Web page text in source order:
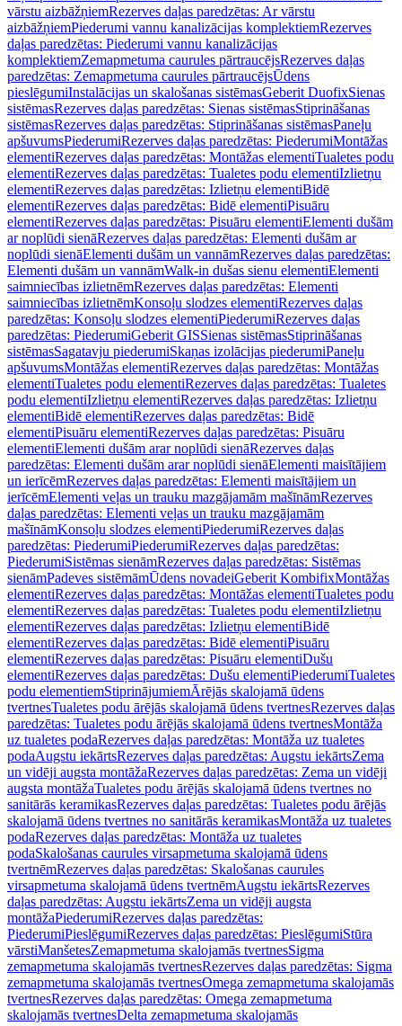
vārstu aizbāžņiemRezerves daļas paredzētas: Ar vārstu
aizbāžņiemPiederumi vannu kanalizācijas komplektiemRezerves
daļas paredzētas: Piederumi vannu kanalizācijas
komplektiemZemapmetuma caurules pārtraucējsRezerves daļas
paredzētas: Zemapmetuma caurules pārtraucējsŪdens
pieslēgumiInstalācijas un skalošanas sistēmasGeberit DuofixSienas
sistēmasRezerves daļas paredzētas: Sienas sistēmasStiprināšanas
sistēmasRezerves daļas paredzētas: Stiprināšanas sistēmasPaneļu
apšuvumsPiederumiRezerves daļas paredzētas: PiederumiMontāžas
elementiRezerves daļas paredzētas: Montāžas elementiTualetes podu
elementiRezerves daļas paredzētas: Tualetes podu elementiIzlietņu
elementiRezerves daļas paredzētas: Izlietņu elementiBidē
elementiRezerves daļas paredzētas: Bidē elementiPisuāru
elementiRezerves daļas paredzētas: Pisuāru elementiElementi dušām
ar noplūdi sienāRezerves daļas paredzētas: Elementi dušām ar
noplūdi sienāElementi dušām un vannāmRezerves daļas paredzētas:
Elementi dušām un vannāmWalk-in dušas sienu elementiElementi
saimniecības izlietnēmRezerves daļas paredzētas: Elementi
saimniecības izlietnēmKonsoļu slodzes elementiRezerves daļas
paredzētas: Konsoļu slodzes elementiPiederumiRezerves daļas
paredzētas: PiederumiGeberit GISSienas sistēmasStiprināšanas
sistēmasSagatavju piederumiSkaņas izolācijas piederumiPaneļu
apšuvumsMontāžas elementiRezerves daļas paredzētas: Montāžas
elementiTualetes podu elementiRezerves daļas paredzētas: Tualetes
podu elementiIzlietņu elementiRezerves daļas paredzētas: Izlietņu
elementiBidē elementiRezerves daļas paredzētas: Bidē
elementiPisuāru elementiRezerves daļas paredzētas: Pisuāru
elementiElementi dušām arar noplūdi sienāRezerves daļas
paredzētas: Elementi dušām arar noplūdi sienāElementi maisītājiem
un ierīcēmRezerves daļas paredzētas: Elementi maisītājiem un
ierīcēmElementi veļas un trauku mazgājamām mašīnāmRezerves
daļas paredzētas: Elementi veļas un trauku mazgājamām
mašīnāmKonsoļu slodzes elementiPiederumiRezerves daļas
paredzētas: PiederumiPiederumiRezerves daļas paredzētas:
PiederumiSistēmas sienāmRezerves daļas paredzētas: Sistēmas
sienāmPadeves sistēmāmŪdens novadeiGeberit KombifixMontāžas
elementiRezerves daļas paredzētas: Montāžas elementiTualetes podu
elementiRezerves daļas paredzētas: Tualetes podu elementiIzlietņu
elementiRezerves daļas paredzētas: Izlietņu elementiBidē
elementiRezerves daļas paredzētas: Bidē elementiPisuāru
elementiRezerves daļas paredzētas: Pisuāru elementiDušu
elementiRezerves daļas paredzētas: Dušu elementiPiederumiTualetes
podu elementiemStiprinājumiemĀrējās skalojamā ūdens
tvertnesTualetes podu ārējās skalojamā ūdens tvertnesRezerves daļas
paredzētas: Tualetes podu ārējās skalojamā ūdens tvertnesMontāža
uz tualetes podaRezerves daļas paredzētas: Montāža uz tualetes
podaAugstu iekārtsRezerves daļas paredzētas: Augstu iekārtsZema
un vidēji augsta montāžaRezerves daļas paredzētas: Zema un vidēji
augsta montāžaTualetes podu ārējās skalojamā ūdens tvertnes no
sanitārās keramikasRezerves daļas paredzētas: Tualetes podu ārējās
skalojamā ūdens tvertnes no sanitārās keramikasMontāža uz tualetes
podaRezerves daļas paredzētas: Montāža uz tualetes
podaSkalošanas caurules virsapmetuma skalojamā ūdens
tvertnēmRezerves daļas paredzētas: Skalošanas caurules
virsapmetuma skalojamā ūdens tvertnēmAugstu iekārtsRezerves
daļas paredzētas: Augstu iekārtsZema un vidēji augsta
montāžaPiederumiRezerves daļas paredzētas:
PiederumiPieslēgumiRezerves daļas paredzētas: PieslēgumiStūra
vārstiManšetesZemapmetuma skalojamās tvertnesSigma
zemapmetuma skalojamās tvertnesRezerves daļas paredzētas: Sigma
zemapmetuma skalojamās tvertnesOmega zemapmetuma skalojamās
tvertnesRezerves daļas paredzētas: Omega zemapmetuma
skalojamās tvertnesDelta zemapmetuma skalojamās